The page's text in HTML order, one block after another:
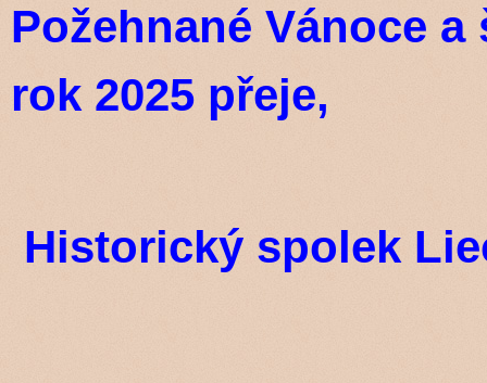
Požehnané Vánoce
rok 2025 přeje,
Historický spolek